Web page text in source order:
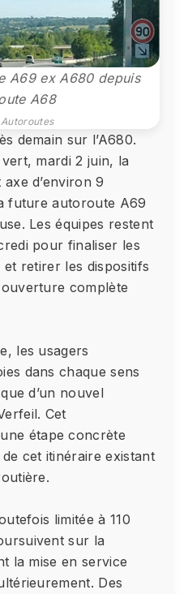
A69 ex A680 depuis
A68
demain sur l’A680.
mardi 2 juin, la
d’environ 9
future autoroute A69
Les équipes restent
pour finaliser les
retirer les dispositifs
complète
les usagers
dans chaque sens
d’un nouvel
Cet
étape concrète
cet itinéraire existant
limitée à 110
sur la
la mise en service
Des